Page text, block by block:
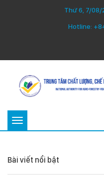
Thứ 6, 7/08/
Hotline:
Toggle
Bài viết nổi bật